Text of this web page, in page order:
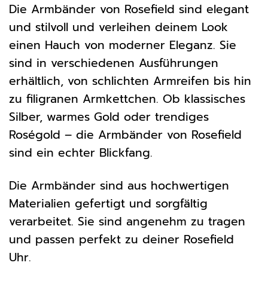
Die Armbänder von Rosefield sind elegant
und stilvoll und verleihen deinem Look
einen Hauch von moderner Eleganz. Sie
sind in verschiedenen Ausführungen
erhältlich, von schlichten Armreifen bis hin
zu filigranen Armkettchen. Ob klassisches
Silber, warmes Gold oder trendiges
Roségold – die Armbänder von Rosefield
sind ein echter Blickfang.
Die Armbänder sind aus hochwertigen
Materialien gefertigt und sorgfältig
verarbeitet. Sie sind angenehm zu tragen
und passen perfekt zu deiner Rosefield
Uhr.